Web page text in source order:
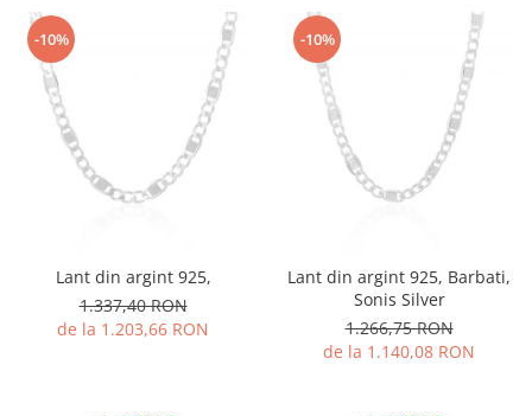
-10%
Lant din argint 925,
1.337,40 RON
de la 1.203,66 RON
-10%
Lant din argint 925, Barbati,
Sonis Silver
1.266,75 RON
de la 1.140,08 RON